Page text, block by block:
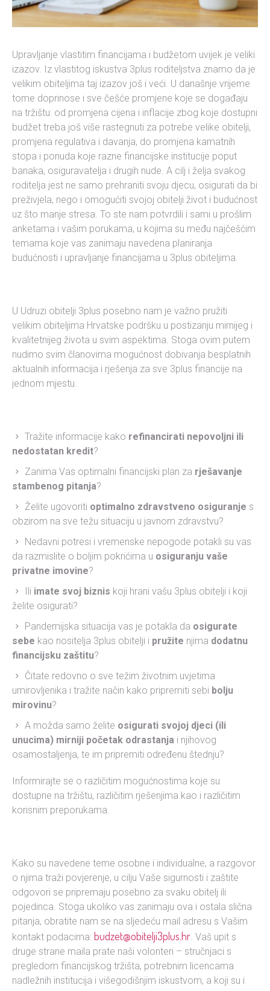
Upravljanje vlastitim financijama i budžetom uvijek je veliki
izazov. Iz vlastitog iskustva 3plus roditeljstva znamo da je
velikim obiteljima taj izazov još i veći. U današnje vrijeme
tome doprinose i sve češće promjene koje se događaju
na tržištu: od promjena cijena i inflacije zbog koje dostupni
budžet treba još više rastegnuti za potrebe velike obitelji,
promjena regulativa i davanja, do promjena kamatnih
stopa i ponuda koje razne financijske institucije poput
banaka, osiguravatelja i drugih nude. A cilj i želja svakog
roditelja jest ne samo prehraniti svoju djecu, osigurati da bi
preživjela, nego i omogućiti svojoj obitelji život i budućnost
uz što manje stresa. To ste nam potvrdili i sami u prošlim
anketama i vašim porukama, u kojima su među najčešćim
temama koje vas zanimaju navedena planiranja
budućnosti i upravljanje financijama u 3plus obiteljima.
U Udruzi obitelji 3plus posebno nam je važno pružiti
velikim obiteljima Hrvatske podršku u postizanju mirnijeg i
kvalitetnijeg života u svim aspektima. Stoga ovim putem
nudimo svim članovima mogućnost dobivanja besplatnih
aktualnih informacija i rješenja za sve 3plus financije na
jednom mjestu.
Tražite informacije kako refinancirati nepovoljni ili
nedostatan kredit?
Zanima Vas optimalni financijski plan za rješavanje
stambenog pitanja?
Želite ugovoriti optimalno zdravstveno osiguranje s
obzirom na sve težu situaciju u javnom zdravstvu?
Nedavni potresi i vremenske nepogode potakli su vas
da razmislite o boljim pokrićima u osiguranju vaše
privatne imovine?
Ili imate svoj biznis koji hrani vašu 3plus obitelji i koji
želite osigurati?
Pandemijska situacija vas je potakla da osigurate
sebe kao nositelja 3plus obitelji i pružite njima dodatnu
financijsku zaštitu?
Čitate redovno o sve težim životnim uvjetima
umirovljenika i tražite način kako pripremiti sebi bolju
mirovinu?
A možda samo želite osigurati svojoj djeci (ili
unucima) mirniji početak odrastanja i njihovog
osamostaljenja, te im pripremiti određenu štednju?
Informirajte se o različitim mogućnostima koje su
dostupne na tržištu, različitim rješenjima kao i različitim
korisnim preporukama.
Kako su navedene teme osobne i individualne, a razgovor
o njima traži povjerenje, u cilju Vaše sigurnosti i zaštite
odgovori se pripremaju posebno za svaku obitelj ili
pojedinca. Stoga ukoliko vas zanimaju ova i ostala slična
pitanja, obratite nam se na sljedeću mail adresu s Vašim
kontakt podacima: budzet@obitelji3plus.hr. Vaš upit s
druge strane maila prate naši volonteri – stručnjaci s
pregledom financijskog tržišta, potrebnim licencama
nadležnih institucija i višegodišnjim iskustvom, a koji su i